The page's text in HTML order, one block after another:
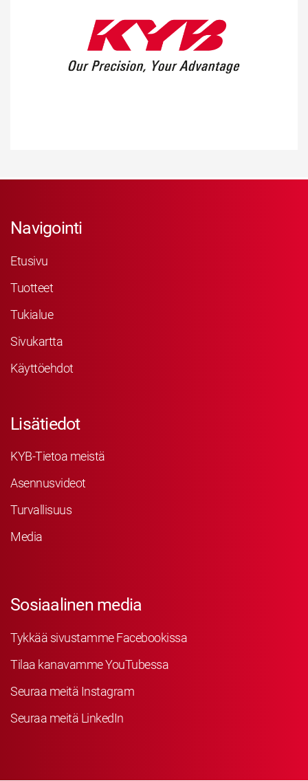
Navigointi
Etusivu
Tuotteet
Tukialue
Sivukartta
Käyttöehdot
Lisätiedot
KYB-Tietoa meistä
Asennusvideot
Turvallisuus
Media
Sosiaalinen media
Tykkää sivustamme Facebookissa
Tilaa kanavamme YouTubessa
Seuraa meitä Instagram
Seuraa meitä LinkedIn